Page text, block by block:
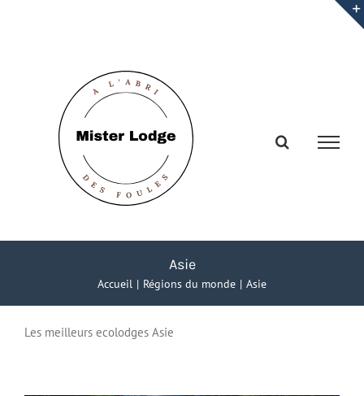
Asie
Accueil Régions du monde Asie
Les meilleurs ecolodges Asie